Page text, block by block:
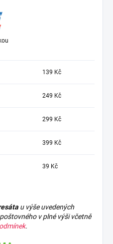
139 Kč
249 Kč
299 Kč
399 Kč
39 Kč
u výše uvedených
v plné výši včetně
.